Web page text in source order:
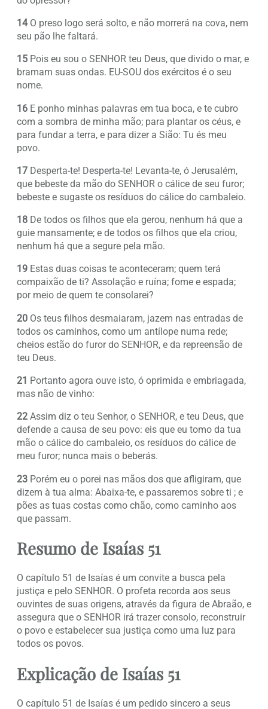
14O preso logo será solto, e não morrerá na cova, nem
seu pão lhe faltará.
15 Pois eu sou o SENHOR teu Deus, que divido o mar, e
bramam suas ondas. EU-SOU dos exércitos é o seu
nome.
16 E ponho minhas palavras em tua boca, e te cubro
com a sombra de minha mão; para plantar os céus, e
para fundar a terra, e para dizer a Sião: Tu és meu
povo.
17 Desperta-te! Desperta-te! Levanta-te, ó Jerusalém,
que bebeste da mão do SENHOR o cálice de seu furor;
bebeste e sugaste os resíduos do cálice do cambaleio.
18 De todos os filhos que ela gerou, nenhum há que a
guie mansamente; e de todos os filhos que ela criou,
nenhum há que a segure pela mão.
19 Estas duas coisas te aconteceram; quem terá
compaixão de ti? Assolação e ruína; fome e espada;
por meio de quem te consolarei?
20 Os teus filhos desmaiaram, jazem nas entradas de
todos os caminhos, como um antílope numa rede;
cheios estão do furor do SENHOR, e da repreensão de
teu Deus.
21 Portanto agora ouve isto, ó oprimida e embriagada,
mas não de vinho:
22 Assim diz o teu Senhor, o SENHOR, e teu Deus, que
defende a causa de seu povo: eis que eu tomo da tua
mão o cálice do cambaleio, os resíduos do cálice de
meu furor; nunca mais o beberás.
23 Porém eu o porei nas mãos dos que afligiram, que
dizem à tua alma: Abaixa-te, e passaremos sobre ti ; e
pões as tuas costas como chão, como caminho aos
que passam.
Resumo de Isaías 51
O capítulo 51 de Isaías é um convite a busca pela
justiça e pelo SENHOR. O profeta recorda aos seus
ouvintes de suas origens, através da figura de Abraão, e
assegura que o SENHOR irá trazer consolo, reconstruir
o povo e estabelecer sua justiça como uma luz para
todos os povos.
Explicação de Isaías 51
O capítulo 51 de Isaías é um pedido sincero a seus